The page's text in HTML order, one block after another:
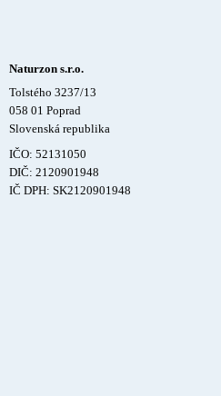
Naturzon s.r.o.
Tolstého 3237/13
058 01 Poprad
Slovenská republika
IČO: 52131050
DIČ: 2120901948
IČ DPH: SK2120901948